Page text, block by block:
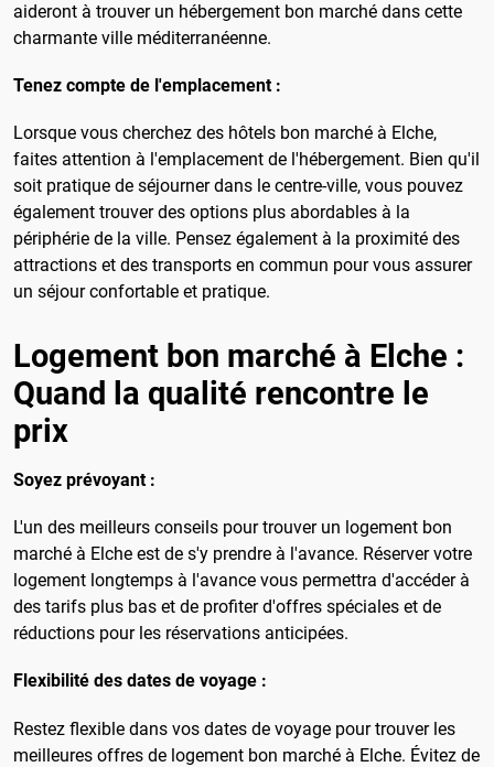
aideront à trouver un hébergement bon marché dans cette
charmante ville méditerranéenne.
Tenez compte de l'emplacement :
Lorsque vous cherchez des hôtels bon marché à Elche,
faites attention à l'emplacement de l'hébergement. Bien qu'il
soit pratique de séjourner dans le centre-ville, vous pouvez
également trouver des options plus abordables à la
périphérie de la ville. Pensez également à la proximité des
attractions et des transports en commun pour vous assurer
un séjour confortable et pratique.
Logement bon marché à Elche :
Quand la qualité rencontre le
prix
Soyez prévoyant :
L'un des meilleurs conseils pour trouver un logement bon
marché à Elche est de s'y prendre à l'avance. Réserver votre
logement longtemps à l'avance vous permettra d'accéder à
des tarifs plus bas et de profiter d'offres spéciales et de
réductions pour les réservations anticipées.
Flexibilité des dates de voyage :
Restez flexible dans vos dates de voyage pour trouver les
meilleures offres de logement bon marché à Elche. Évitez de